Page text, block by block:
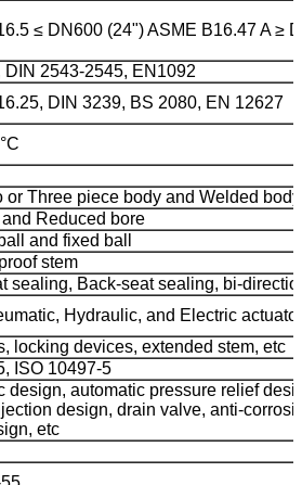
≤ DN600 (24") ASME B16.47 A ≥
DIN 2543-2545, EN1092
DIN 3239, BS 2080, EN 12627
or Three piece body and Welded body
Reduced bore
and fixed ball
stem
sealing, Back-seat sealing, bi-
Hydraulic, and Electric
locking devices, extended stem, etc
ISO 10497-5
design, automatic pressure relief
design, drain valve, anti-
etc